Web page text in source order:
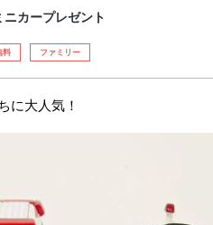
カープレゼント
料 ファミリー
に大人気！